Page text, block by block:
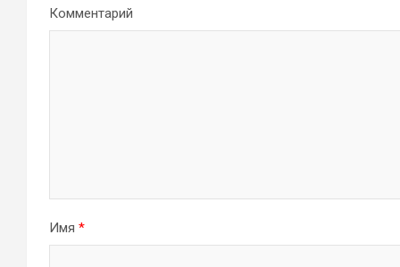
Комментарий
Имя *